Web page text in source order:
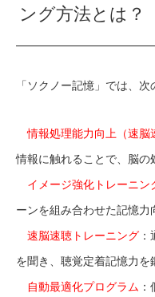
ング方法とは？
「ソクノー記憶」では、
情報処理能力向上（速脳
情報に触れることで、脳の
イメージ強化トレーニン
ーンを組み合わせた記憶力
速脳速聴トレーニング
を聞き、聴覚定着記憶力を
自動最適化プログラム